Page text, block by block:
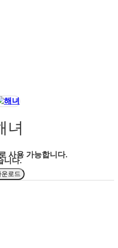
니다.
녀
사용 가능합니다.
운로드